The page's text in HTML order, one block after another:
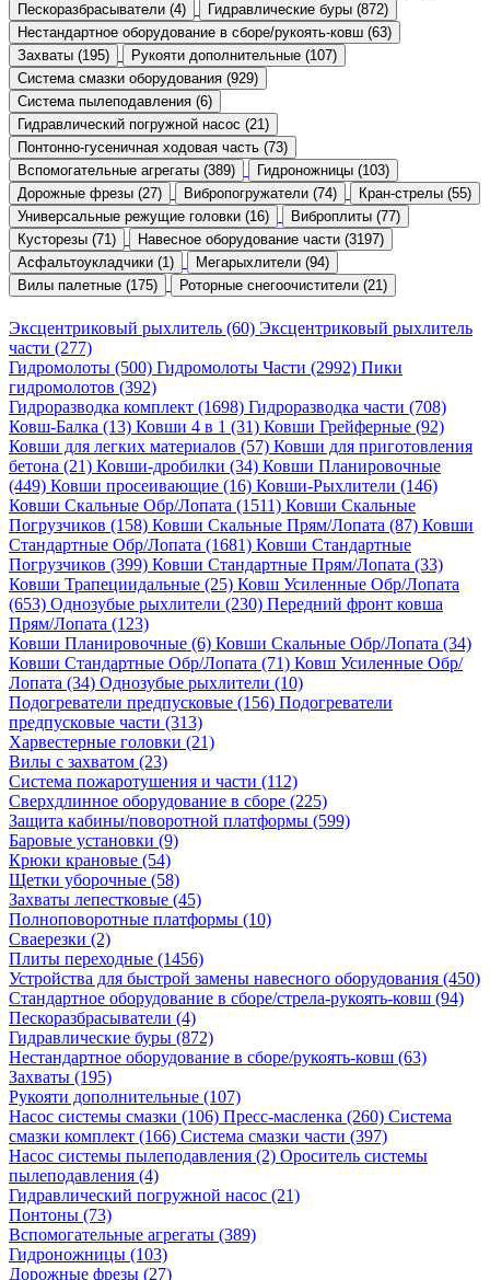
Пескоразбрасыватели (4)
Гидравлические буры (872)
Нестандартное оборудование в сборе/рукоять-ковш (63)
Захваты (195)
Рукояти дополнительные (107)
Система смазки оборудования (929)
Система пылеподавления (6)
Гидравлический погружной насос (21)
Понтонно-гусеничная ходовая часть (73)
Вспомогательные агрегаты (389)
Гидроножницы (103)
Дорожные фрезы (27)
Вибропогружатели (74)
Кран-стрелы (55)
Универсальные режущие головки (16)
Виброплиты (77)
Кусторезы (71)
Навесное оборудование части (3197)
Асфальтоукладчики (1)
Мегарыхлители (94)
Вилы палетные (175)
Роторные снегоочистители (21)
Эксцентриковый рыхлитель (60) Эксцентриковый рыхлитель
части (277)
Гидромолоты (500) Гидромолоты Части (2992) Пики
гидромолотов (392)
Гидроразводка комплект (1698) Гидроразводка части (708)
Ковш-Балка (13) Ковши 4 в 1 (31) Ковши Грейферные (92)
Ковши для легких материалов (57) Ковши для приготовления
бетона (21) Ковши-дробилки (34) Ковши Планировочные
(449) Ковши просеивающие (16) Ковши-Рыхлители (146)
Ковши Скальные Обр/Лопата (1511) Ковши Скальные
Погрузчиков (158) Ковши Скальные Прям/Лопата (87) Ковши
Стандартные Обр/Лопата (1681) Ковши Стандартные
Погрузчиков (399) Ковши Стандартные Прям/Лопата (33)
Ковши Трапециидальные (25) Ковш Усиленные Обр/Лопата
(653) Однозубые рыхлители (230) Передний фронт ковша
Прям/Лопата (123)
Ковши Планировочные (6) Ковши Скальные Обр/Лопата (34)
Ковши Стандартные Обр/Лопата (71) Ковш Усиленные Обр/
Лопата (34) Однозубые рыхлители (10)
Подогреватели предпусковые (156) Подогреватели
предпусковые части (313)
Харвестерные головки (21)
Вилы с захватом (23)
Система пожаротушения и части (112)
Сверхдлинное оборудование в сборе (225)
Защита кабины/поворотной платформы (599)
Баровые установки (9)
Крюки крановые (54)
Щетки уборочные (58)
Захваты лепестковые (45)
Полноповоротные платформы (10)
Сваерезки (2)
Плиты переходные (1456)
Устройства для быстрой замены навесного оборудования (450)
Стандартное оборудование в сборе/стрела-рукоять-ковш (94)
Пескоразбрасыватели (4)
Гидравлические буры (872)
Нестандартное оборудование в сборе/рукоять-ковш (63)
Захваты (195)
Рукояти дополнительные (107)
Насос системы смазки (106) Пресс-масленка (260) Система
смазки комплект (166) Система смазки части (397)
Насос системы пылеподавления (2) Ороситель системы
пылеподавления (4)
Гидравлический погружной насос (21)
Понтоны (73)
Вспомогательные агрегаты (389)
Гидроножницы (103)
Дорожные фрезы (27)